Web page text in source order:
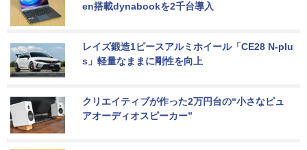
en搭載dynabookを2千台導入
レイズ鍛造1ピースアルミホイール「CE28 N-plu
s」軽量なままに剛性を向上
クリエイティブが作った2万円台の“小さなピュ
アオーディオスピーカー”